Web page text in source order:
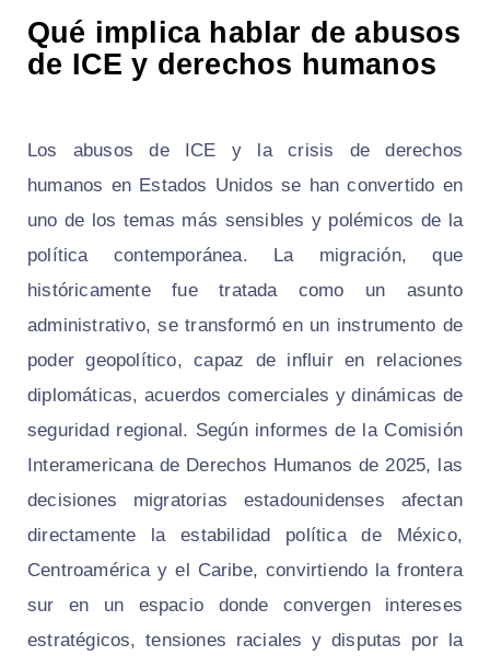
Qué implica hablar de abusos
de ICE y derechos humanos
Los abusos de ICE y la crisis de derechos
humanos en Estados Unidos se han convertido en
uno de los temas más sensibles y polémicos de la
política contemporánea. La migración, que
históricamente fue tratada como un asunto
administrativo, se transformó en un instrumento de
poder geopolítico, capaz de influir en relaciones
diplomáticas, acuerdos comerciales y dinámicas de
seguridad regional. Según informes de la Comisión
Interamericana de Derechos Humanos de 2025, las
decisiones migratorias estadounidenses afectan
directamente la estabilidad política de México,
Centroamérica y el Caribe, convirtiendo la frontera
sur en un espacio donde convergen intereses
estratégicos, tensiones raciales y disputas por la